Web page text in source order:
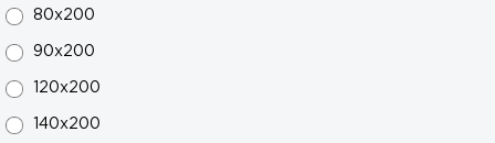
80x200
90x200
120x200
140x200